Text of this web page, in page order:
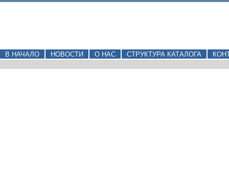
В НАЧАЛО НОВОСТИ О НАС СТРУКТУРА КАТАЛОГА